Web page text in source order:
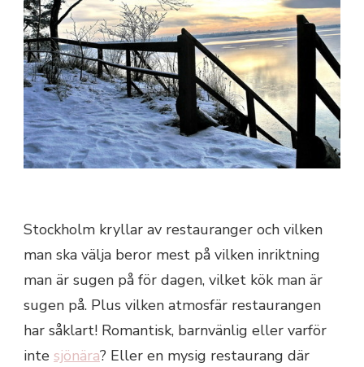
Stockholm kryllar av restauranger och vilken
man ska välja beror mest på vilken inriktning
man är sugen på för dagen, vilket kök man är
sugen på. Plus vilken atmosfär restaurangen
har såklart! Romantisk, barnvänlig eller varför
inte sjönära? Eller en mysig restaurang där